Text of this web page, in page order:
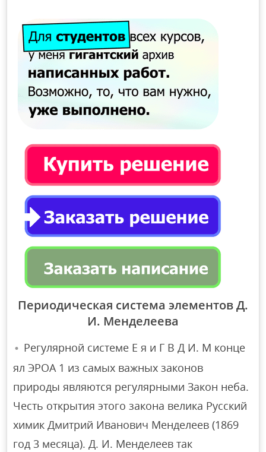
Периодическая система элементов Д.
И. Менделеева
Регулярной системе Е я и Г В Д И. М конце
ял ЭРОА 1 из самых важных законов
природы являются регулярными Закон неба.
Честь открытия этого закона велика Русский
химик Дмитрий Иванович Менделеев (1869
год 3 месяца). Д. И. Менделеев так